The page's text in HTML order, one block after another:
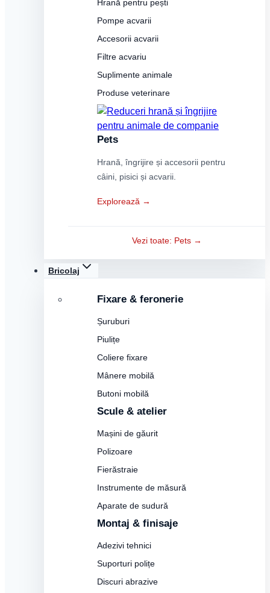
Hrană pentru pești
Pompe acvarii
Accesorii acvarii
Filtre acvariu
Suplimente animale
Produse veterinare
Pets
Hrană, îngrijire și accesorii pentru
câini, pisici și acvarii.
Explorează →
Vezi toate: Pets →
Bricolaj
Fixare & feronerie
Șuruburi
Piulițe
Coliere fixare
Mânere mobilă
Butoni mobilă
Scule & atelier
Mașini de găurit
Polizoare
Fierăstraie
Instrumente de măsură
Aparate de sudură
Montaj & finisaje
Adezivi tehnici
Suporturi polițe
Discuri abrazive